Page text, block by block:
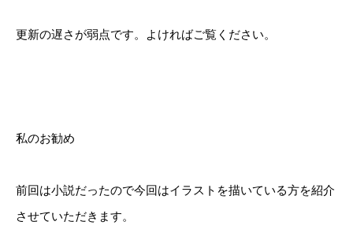
更新の遅さが弱点です。よければご覧ください。
私のお勧め
前回は小説だったので今回はイラストを描いている方を紹介
させていただきます。